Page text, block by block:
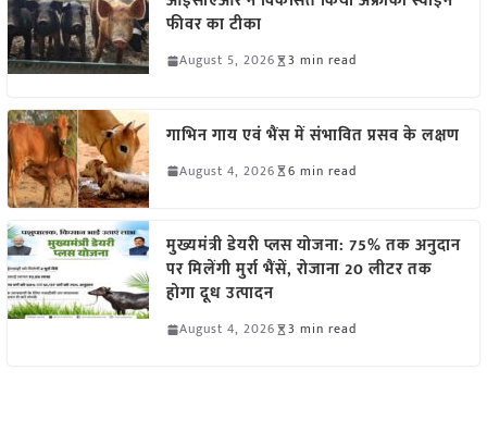
फीवर का टीका
August 5, 2026 3 min read
गाभिन गाय एवं भैंस में संभावित प्रसव के लक्षण
August 4, 2026 6 min read
मुख्यमंत्री डेयरी प्लस योजना: 75% तक अनुदान
पर मिलेंगी मुर्रा भैंसें, रोजाना 20 लीटर तक
होगा दूध उत्पादन
August 4, 2026 3 min read